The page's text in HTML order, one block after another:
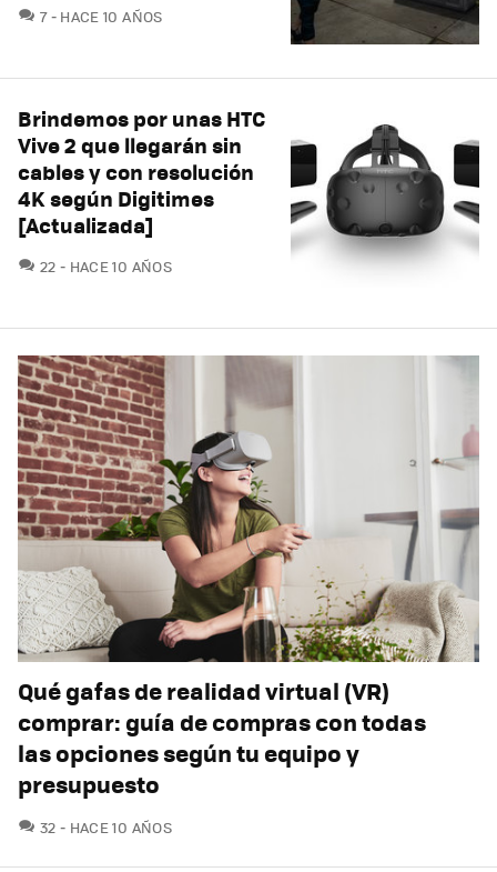
7COMENTARIOS
HACE 10 AÑOS
Brindemos por unas HTC
Vive 2 que llegarán sin
cables y con resolución
4K según Digitimes
[Actualizada]
22 COMENTARIOS
HACE 10 AÑOS
Qué gafas de realidad virtual (VR)
comprar: guía de compras con todas
las opciones según tu equipo y
presupuesto
32 COMENTARIOS
HACE 10 AÑOS